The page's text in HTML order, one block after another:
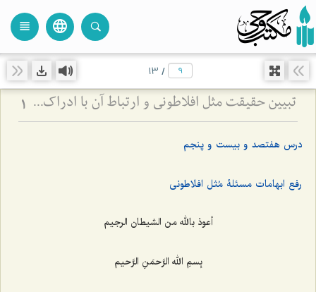
language
view_headline
/
13
تبیین حقیقت مثل افلاطونی و ارتباط آن با ادراک - نقش تصرفات مثال در تحقق حقایق و افعال انسانی 1
درس هفتصد و بیست و پنجم
رفع ابهامات مسئلۀ مُثل‌ افلاطونی
أعوذ بالله من الشیطان الرجیم
بِسمِ الله الرَّحمَنِ الرَّحیم